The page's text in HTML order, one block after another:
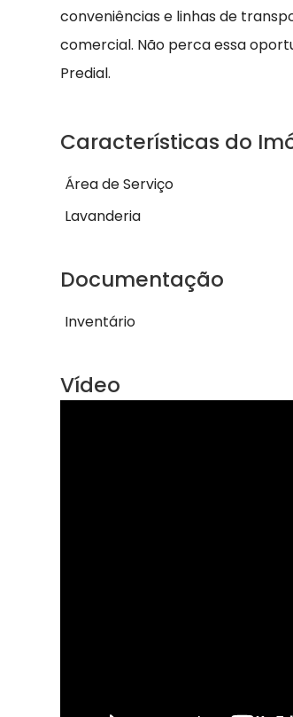
conveniências e linhas de
comercial. Não perca essa
Predial.
Características do
Área de Serviço
Lavanderia
Documentação
Inventário
Vídeo